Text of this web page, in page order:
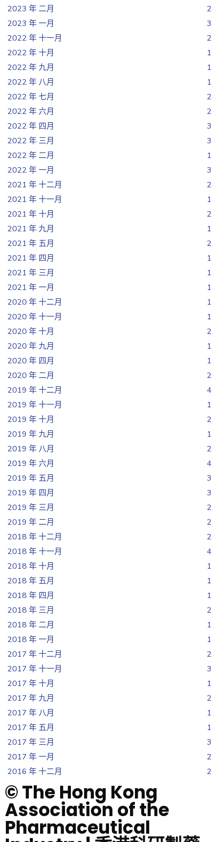
2023 年 二月
2
2023 年 一月
3
2022 年 十一月
2
2022 年 十月
1
2022 年 九月
1
2022 年 八月
1
2022 年 七月
2
2022 年 六月
2
2022 年 四月
3
2022 年 三月
3
2022 年 二月
1
2022 年 一月
3
2021 年 十二月
2
2021 年 十一月
1
2021 年 十月
2
2021 年 九月
1
2021 年 五月
2
2021 年 四月
1
2021 年 三月
1
2021 年 一月
1
2020 年 十二月
1
2020 年 十一月
1
2020 年 十月
2
2020 年 九月
1
2020 年 四月
1
2020 年 二月
2
2019 年 十二月
4
2019 年 十一月
1
2019 年 十月
2
2019 年 九月
1
2019 年 八月
2
2019 年 六月
4
2019 年 五月
3
2019 年 四月
3
2019 年 三月
2
2019 年 二月
2
2018 年 十二月
2
2018 年 十一月
4
2018 年 十月
1
2018 年 五月
1
2018 年 四月
1
2018 年 三月
2
2018 年 二月
1
2018 年 一月
1
2017 年 十二月
2
2017 年 十一月
3
2017 年 十月
1
2017 年 九月
2
2017 年 八月
1
2017 年 五月
1
2017 年 三月
3
2017 年 一月
2
2016 年 十二月
2
© The Hong Kong
Association of the
Pharmaceutical